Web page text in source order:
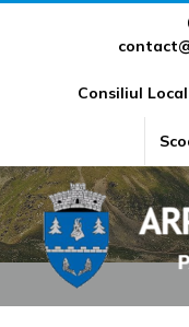
Consiliul Local